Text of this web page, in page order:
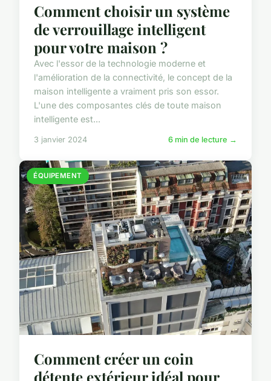
Comment choisir un système
de verrouillage intelligent
pour votre maison ?
Avec l'essor de la technologie moderne et
l'amélioration de la connectivité, le concept de la
maison intelligente a vraiment pris son essor.
L'une des composantes clés de toute maison
intelligente est...
3 janvier 2024 6 min de lecture →
ÉQUIPEMENT
Comment créer un coin
détente extérieur idéal pour